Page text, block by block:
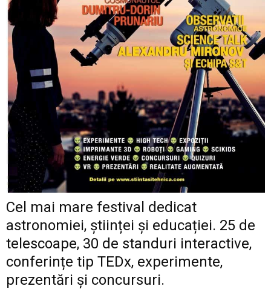
Cel mai mare festival dedicat
astronomiei, științei și educației. 25 de
telescoape, 30 de standuri interactive,
conferințe tip TEDx, experimente,
prezentări și concursuri.